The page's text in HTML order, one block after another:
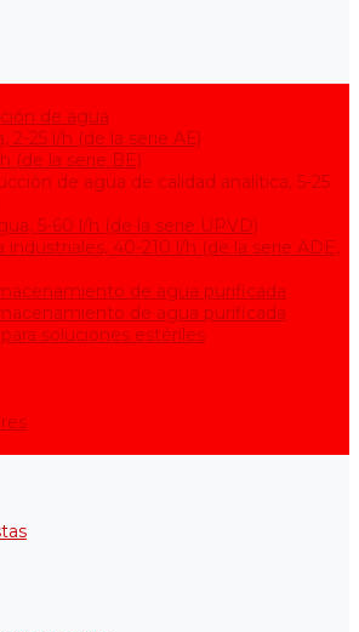
de agua
2-25 l/h (de la serie АЕ)
(de la serie BE)
de agua de calidad analítica, 5-25
5-60 l/h (de la serie UPVD)
industriales, 40-210 l/h (de la serie АDE,
de agua purificada
de agua purificada
soluciones estériles